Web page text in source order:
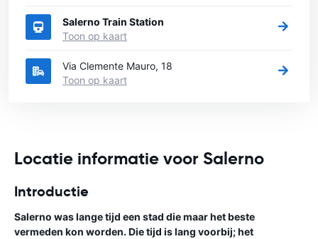
Salerno Train Station
Toon op kaart
Via Clemente Mauro, 18
Toon op kaart
Locatie informatie voor Salerno
Introductie
Salerno was lange tijd een stad die maar het beste
vermeden kon worden. Die tijd is lang voorbij; het